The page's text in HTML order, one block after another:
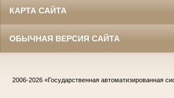
КАРТА САЙТА
ОБЫЧНАЯ ВЕРСИЯ САЙТА
2006-2026 «Государственная автоматизированная